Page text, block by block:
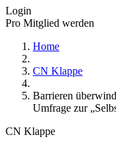
Login
Pro Mitglied werden
Home
CN Klappe
Barrieren
Umfrage zur
CN Klappe